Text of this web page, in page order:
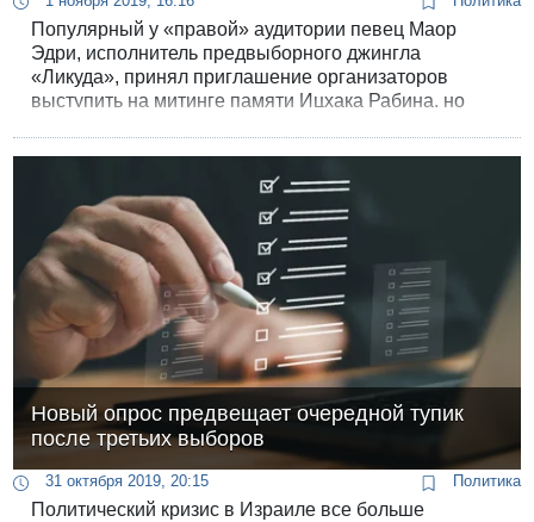
Популярный у «правой» аудитории певец Маор
Эдри, исполнитель предвыборного джингла
«Ликуда», принял приглашение организаторов
выступить на митинге памяти Ицхака Рабина, но
Новый опрос предвещает очередной тупик
после третьих выборов
31 октября 2019, 20:15 Политика
Политический кризис в Израиле все больше